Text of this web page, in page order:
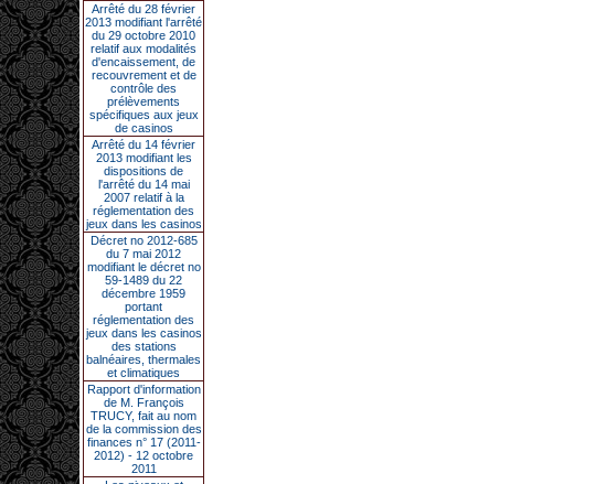
Arrêté du 28 février
2013 modifiant l'arrêté
du 29 octobre 2010
relatif aux modalités
d'encaissement, de
recouvrement et de
contrôle des
prélèvements
spécifiques aux jeux
de casinos
Arrêté du 14 février
2013 modifiant les
dispositions de
l'arrêté du 14 mai
2007 relatif à la
réglementation des
jeux dans les casinos
Décret no 2012-685
du 7 mai 2012
modifiant le décret no
59-1489 du 22
décembre 1959
portant
réglementation des
jeux dans les casinos
des stations
balnéaires, thermales
et climatiques
Rapport d'information
de M. François
TRUCY, fait au nom
de la commission des
finances n° 17 (2011-
2012) - 12 octobre
2011